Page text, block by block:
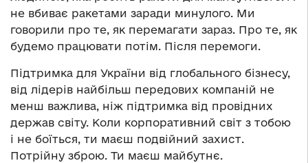
не вбиває ракетами заради минулого. Ми
говорили про те, як перемагати зараз. Про те, як
будемо працювати потім. Після перемоги.
Підтримка для України від глобального бізнесу,
від лідерів найбільш передових компаній не
менш важлива, ніж підтримка від провідних
держав світу. Коли корпоративний світ з тобою
і не боїться, ти маєш подвійний захист.
Потрійну зброю. Ти маєш майбутнє.